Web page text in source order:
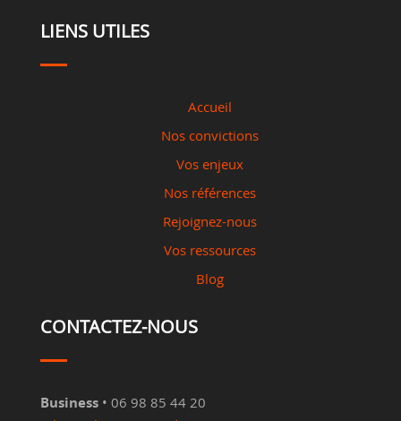
LIENS UTILES
Accueil
Nos convictions
Vos enjeux
Nos références
Rejoignez-nous
Vos ressources
Blog
CONTACTEZ-NOUS
Business • 06 98 85 44 20